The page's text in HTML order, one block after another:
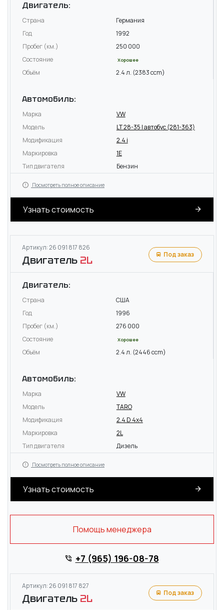
Двигатель:
Страна
Германия
Год
1992
Пробег (км.)
250 000
Состояние
Хорошее
Объём 2.4 л. (2383 ccm)
Автомобиль:
Марка
VW
Модель
LT 28-35 I автобус (281-363)
Модификация
2.4 i
Маркировка
1E
Тип двигателя
Бензин
Посмотреть полное описание
Узнать стоимость
Артикул: 26 091 817 826
Двигатель 2L Под заказ
Двигатель:
Страна
США
Год
1996
Пробег (км.)
276 000
Состояние
Хорошее
Объём 2.4 л. (2446 ccm)
Автомобиль:
Марка
VW
Модель
TARO
Модификация
2.4 D 4x4
Маркировка
2L
Тип двигателя
Дизель
Посмотреть полное описание
Узнать стоимость
Помощь менеджера
+7 (965) 196-08-78
Артикул: 26 091 817 827
Двигатель 2L Под заказ